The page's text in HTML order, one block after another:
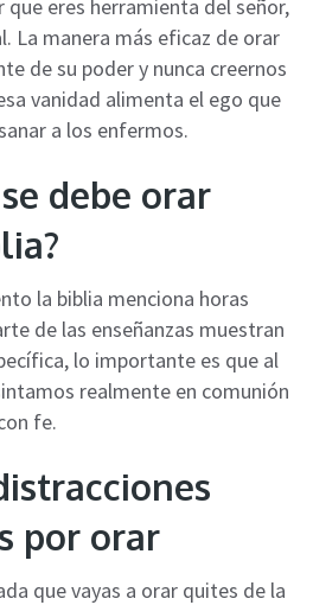
eres herramienta del señor,
La manera más eficaz de orar
de su poder y nunca creernos
vanidad alimenta el ego que
a los enfermos.
debe orar
la biblia menciona horas
de las enseñanzas muestran
lo importante es que al
realmente en comunión
fe.
por orar
que vayas a orar quites de la